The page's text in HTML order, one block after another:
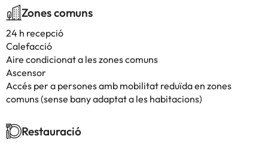
Zones comuns
24 h recepció
Calefacció
Aire condicionat a les zones comuns
Ascensor
Accés per a persones amb mobilitat reduïda en zones
comuns (sense bany adaptat a les habitacions)
Restauració